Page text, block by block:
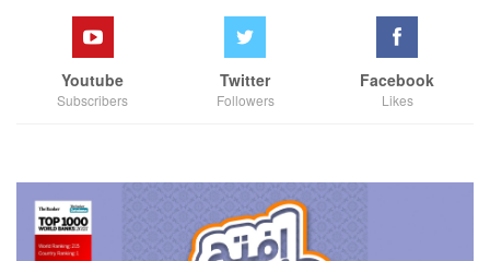
Facebook
Likes
Twitter
Followers
Youtube
Subscribers